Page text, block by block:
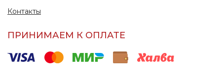
Контакты
ПРИНИМАЕМ К ОПЛАТЕ